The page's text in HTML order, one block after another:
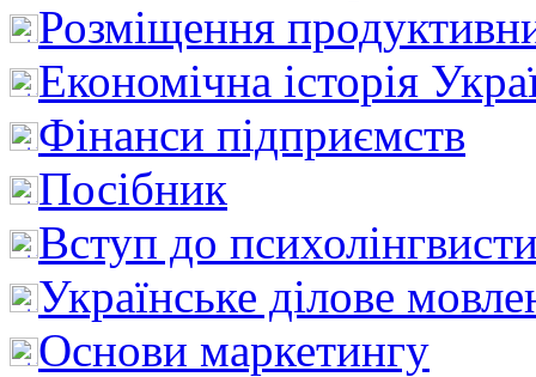
Розміщення
Економічна історія
Фінанси підприємств
Посібник
Вступ до
Українське ділове
Основи маркетингу